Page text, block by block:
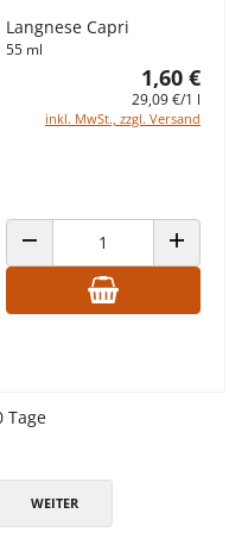
Langnese Capri
55 ml
1,60 €
29,09 €/1 l
inkl. MwSt., zzgl. Versand
ANZAHL VERRINGERN ANZAHL
Tage
WEITER